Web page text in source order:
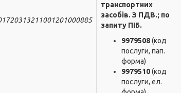
транспортних
засобів. З ПДВ.; по
запиту ПІБ.
9979508(код
послуги, пап.
форма)
9979510(код
послуги, ел.